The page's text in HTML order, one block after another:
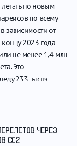
по новым
по всему
зависимости от
2023 года
не менее 1,4 млн
Это
233 тысяч
ЧЕРЕЗ
СО2